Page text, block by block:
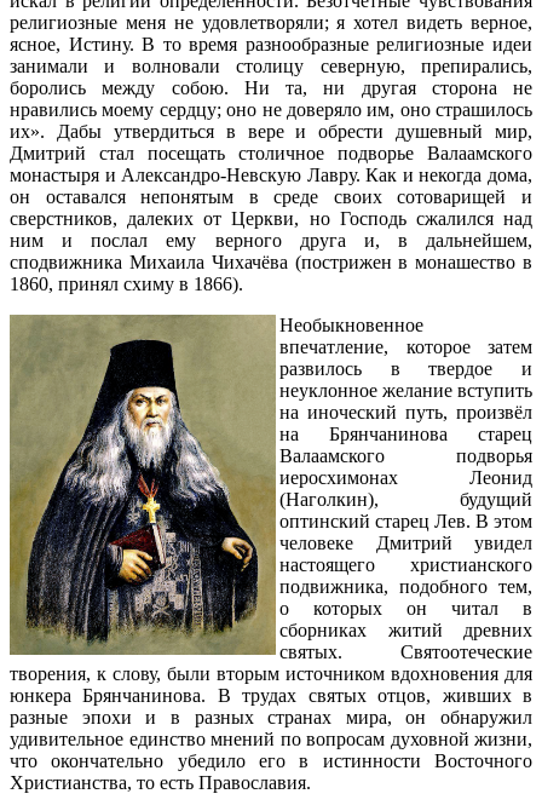
религиозные меня не удовлетворяли; я хотел видеть верное,
ясное, Истину. В то время разнообразные религиозные идеи
занимали и волновали столицу северную, препирались,
боролись между собою. Ни та, ни другая сторона не
нравились моему сердцу; оно не доверяло им, оно страшилось
их». Дабы утвердиться в вере и обрести душевный мир,
Дмитрий стал посещать столичное подворье Валаамского
монастыря и Александро-Невскую Лавру. Как и некогда дома,
он оставался непонятым в среде своих сотоварищей и
сверстников, далеких от Церкви, но Господь сжалился над
ним и послал ему верного друга и, в дальнейшем,
сподвижника Михаила Чихачёва (пострижен в монашество в
1860, принял схиму в 1866).
Необыкновенное
впечатление, которое затем
развилось в твердое и
неуклонное желание вступить
на иноческий путь, произвёл
на Брянчанинова старец
Валаамского подворья
иеросхимонах Леонид
(Наголкин), будущий
оптинский старец Лев. В этом
человеке Дмитрий увидел
настоящего христианского
подвижника, подобного тем,
о которых он читал в
сборниках житий древних
святых. Святоотеческие
творения, к слову, были вторым источником вдохновения для
юнкера Брянчанинова. В трудах святых отцов, живших в
разные эпохи и в разных странах мира, он обнаружил
удивительное единство мнений по вопросам духовной жизни,
что окончательно убедило его в истинности Восточного
Христианства, то есть Православия.